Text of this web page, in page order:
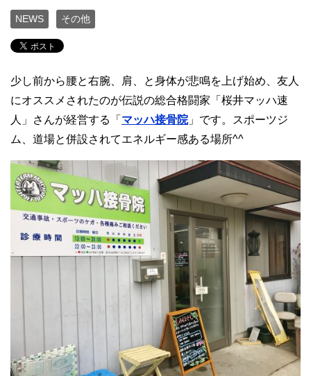
NEWS その他
少し前から腰と右腕、肩、と身体が悲鳴を上げ始め、友人
にオススメされたのが伝説の総合格闘家「桜井マッハ速
人」さんが経営する「 マッハ接骨院」です。スポーツジ
ム、道場と併設されてエネルギー感ある場所^^